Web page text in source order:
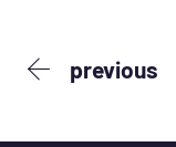
previous